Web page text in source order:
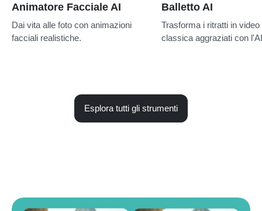
Animatore Facciale AI
Dai vita alle foto con animazioni
facciali realistiche.
Balletto AI
Trasforma i ritratti in video
classica aggraziati con
Esplora tutti gli strumenti